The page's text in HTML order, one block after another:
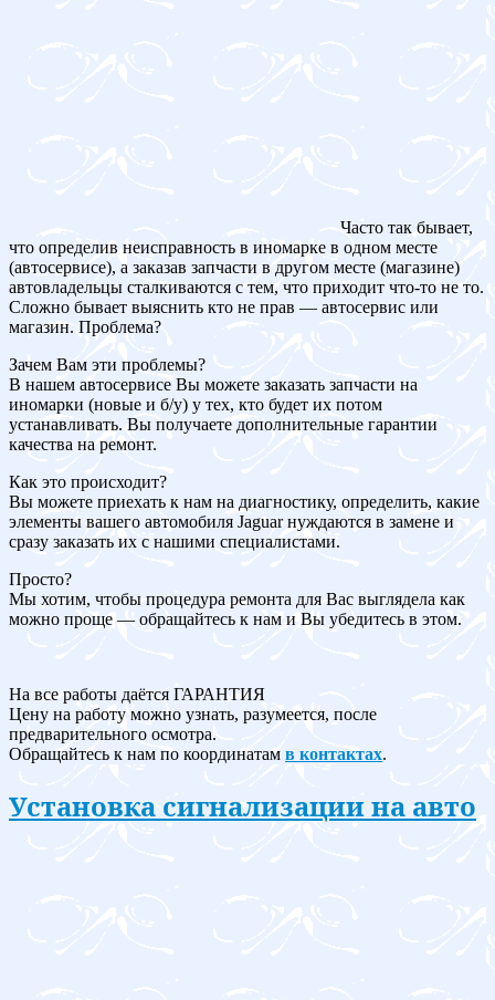
Часто так бывает,
что определив неисправность в иномарке в одном месте
(автосервисе), а заказав запчасти в другом месте (магазине)
автовладельцы сталкиваются с тем, что приходит что-то не то.
Сложно бывает выяснить кто не прав — автосервис или
магазин. Проблема?
Зачем Вам эти проблемы?
В нашем автосервисе Вы можете заказать запчасти на
иномарки (новые и б/у) у тех, кто будет их потом
устанавливать. Вы получаете дополнительные гарантии
качества на ремонт.
Как это происходит?
Вы можете приехать к нам на диагностику, определить, какие
элементы вашего автомобиля Jaguar нуждаются в замене и
сразу заказать их с нашими специалистами.
Просто?
Мы хотим, чтобы процедура ремонта для Вас выглядела как
можно проще — обращайтесь к нам и Вы убедитесь в этом.
На все работы даётся ГАРАНТИЯ
Цену на работу можно узнать, разумеется, после
предварительного осмотра.
Обращайтесь к нам по координатам в контактах.
Установка сигнализации на авто